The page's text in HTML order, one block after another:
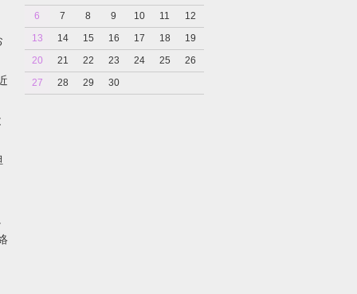
6
7 8 9 10 11
12
13
14 15 16 17 18
19
20
21 22 23 24 25
26
27
28 29 30